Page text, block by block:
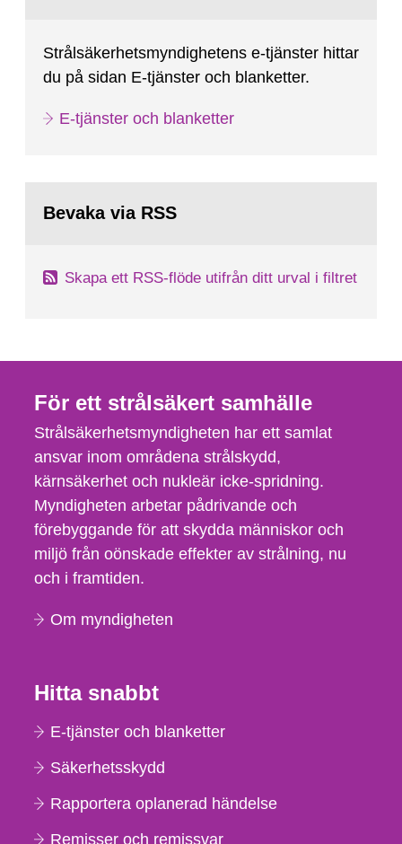
Strålsäkerhetsmyndighetens e-tjänster hittar
du på sidan E-tjänster och blanketter.
E-tjänster och blanketter
Bevaka via RSS
Skapa ett RSS-flöde utifrån ditt urval i filtret
För ett strålsäkert samhälle
Strålsäkerhetsmyndigheten har ett samlat
ansvar inom områdena strålskydd,
kärnsäkerhet och nukleär icke-spridning.
Myndigheten arbetar pådrivande och
förebyggande för att skydda människor och
miljö från oönskade effekter av strålning, nu
och i framtiden.
Om myndigheten
Hitta snabbt
E-tjänster och blanketter
Säkerhetsskydd
Rapportera oplanerad händelse
Remisser och remissvar